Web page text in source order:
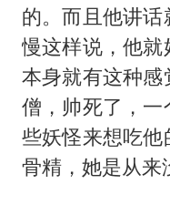
的。而且他讲
慢这样说，他
本身就有这种
僧，帅死了，
些妖怪来想吃他
骨精，她是从